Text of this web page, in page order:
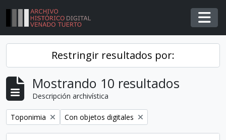
Skip to main content
Restringir resultados por:
Mostrando 10 resultados
Descripción archivística
Remover filtro
Toponimia Remover filtro
Con objetos digitales